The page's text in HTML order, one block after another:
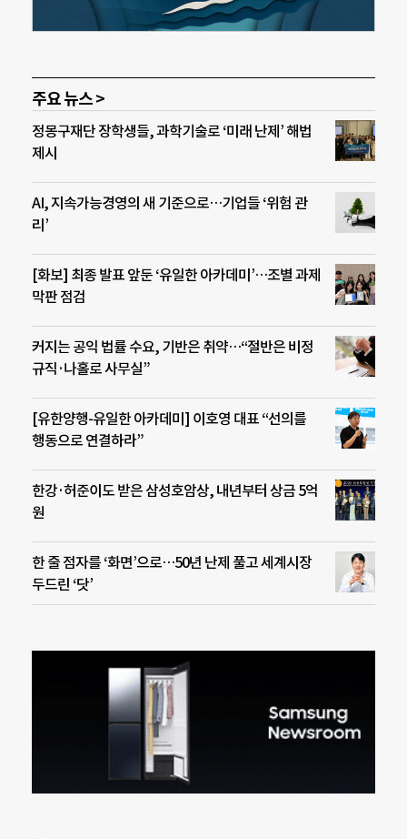
주요 뉴스 >
정몽구재단 장학생들, 과학기술로 ‘미래 난제’ 해법
제시
AI, 지속가능경영의 새 기준으로…기업들 ‘위험 관
리’
[화보] 최종 발표 앞둔 ‘유일한 아카데미’…조별 과제
막판 점검
커지는 공익 법률 수요, 기반은 취약…“절반은 비정
규직·나홀로 사무실”
[유한양행-유일한 아카데미] 이호영 대표 “선의를
행동으로 연결하라”
한강·허준이도 받은 삼성호암상, 내년부터 상금 5억
원
한 줄 점자를 ‘화면’으로…50년 난제 풀고 세계시장
두드린 ‘닷’